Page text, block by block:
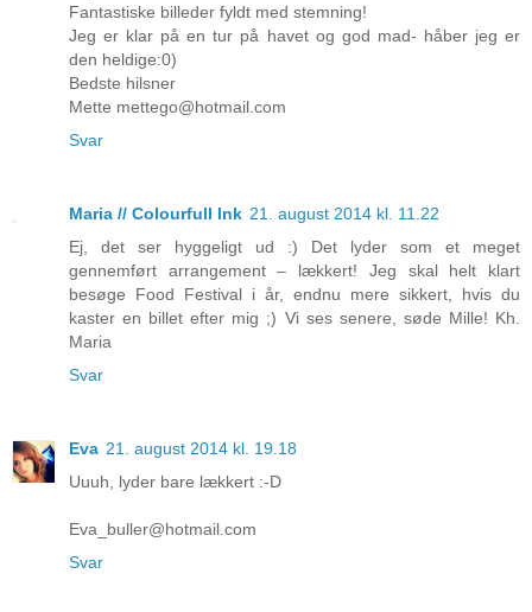
Fantastiske billeder fyldt med stemning!
Jeg er klar på en tur på havet og god mad- håber jeg er
den heldige:0)
Bedste hilsner
Mette mettego@hotmail.com
Svar
Maria // Colourfull Ink 21. august 2014 kl. 11.22
Ej, det ser hyggeligt ud :) Det lyder som et meget
gennemført arrangement – lækkert! Jeg skal helt klart
besøge Food Festival i år, endnu mere sikkert, hvis du
kaster en billet efter mig ;) Vi ses senere, søde Mille! Kh.
Maria
Svar
Eva 21. august 2014 kl. 19.18
Uuuh, lyder bare lækkert :-D
Eva_buller@hotmail.com
Svar